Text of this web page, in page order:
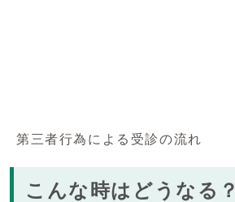
第三者行為による受診の流れ
こんな時はどうなる？